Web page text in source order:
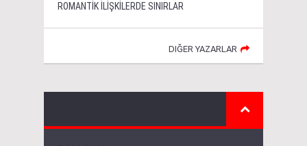
ROMANTİK İLİŞKİLERDE SINIRLAR
DIĞER YAZARLAR